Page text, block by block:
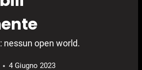
nessun open world.
4 Giugno 2023